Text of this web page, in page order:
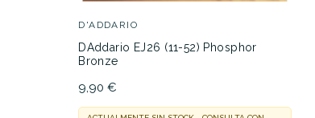
D'ADDARIO
DAddario EJ26 (11-52) Phosphor
Bronze
9,90 €